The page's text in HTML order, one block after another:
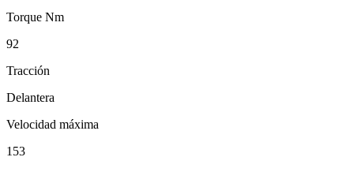
Torque Nm
92
Tracción
Delantera
Velocidad máxima
153